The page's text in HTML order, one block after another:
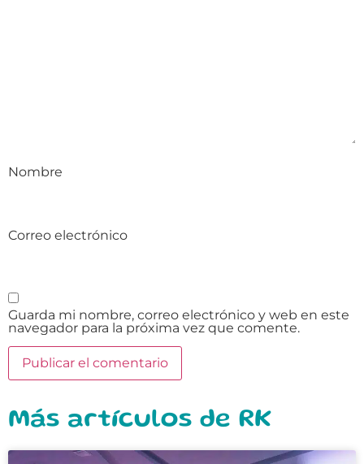
Nombre
Correo electrónico
Guarda mi nombre, correo electrónico y web en este
navegador para la próxima vez que comente.
Más artículos de RK